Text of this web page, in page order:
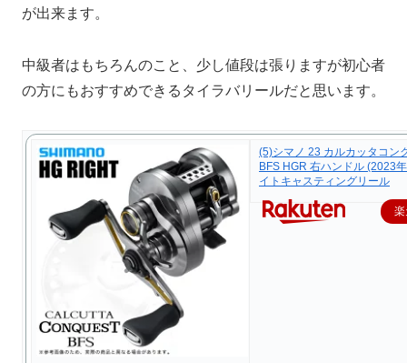
が出来ます。
中級者はもちろんのこと、少し値段は張りますが初心者
の方にもおすすめできるタイラバリールだと思います。
(5)シマノ 23 カルカッタコン
BFS HGR 右ハンドル (2023
イトキャスティングリール